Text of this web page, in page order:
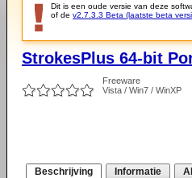
Dit is een oude versie van deze
of de v2.7.3.3 Beta (laatste beta
StrokesPlus 64-bit
Freeware
Vista / Win7 / WinXP
Beschrijving Informatie